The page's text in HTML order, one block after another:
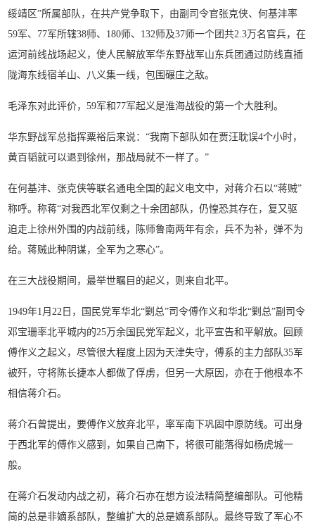
绥靖区”所属部队，在共产党争取下，由副司令官张克侠、何基沣率
59军、77军所辖38师、180师、132师及37师一个团共2.3万名官兵，在
运河前线战场起义，使人民解放军华东野战军山东兵团通过防线直插
陇海东线宿羊山、八义集一线，包围碾庄之敌。
毛泽东对此评价，59军和77军起义是淮海战役的第一个大胜利。
华东野战军总指挥粟裕后来说：“我南下部队如在贾汪耽误4个小时，
黄百韬就可以退到徐州，那战局就不一样了。”
在何基沣、张克侠等联名通电全国的起义电文中，对蒋介石以“蒋贼”
称呼。称蒋“对我西北军仅剩之十余团部队，仍惶恐其存在，复又驱
迫走上徐州外围的内战前线，陈师鲁南两年有余，兵不为补，弹不为
给。蒋贼此种阴谋，全军为之寒心”。
在三大战役期间，最举世瞩目的起义，则来自北平。
1949年1月22日，国民党军华北“剿总”司令傅作义和华北“剿总”副司令
邓宝珊率北平城内的25万余国民党军起义，北平宣告和平解放。回顾
傅作义之起义，尽管很大程度上因为天津失守，傅系的主力部队35军
被歼，守将陈长捷本人都做了俘虏，但另一大原因，亦在于他根本不
相信蒋介石。
蒋介石曾提出，要傅作义放弃北平，率军南下巩固中原防线。可出身
于西北军的傅作义感到，如果自己南下，将很可能落得如杨虎城一
般。
在蒋介石发动内战之初，蒋介石亦在想方设法精简整编部队。可他精
简的总是非嫡系部队，整编扩大的总是嫡系部队。最终导致了军心不